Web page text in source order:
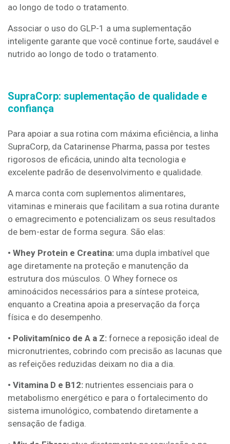
ao longo de todo o tratamento.
Associar o uso do GLP-1 a uma suplementação
inteligente garante que você continue forte, saudável e
nutrido ao longo de todo o tratamento.
SupraCorp: suplementação de qualidade e
confiança
Para apoiar a sua rotina com máxima eficiência, a linha
SupraCorp, da Catarinense Pharma, passa por testes
rigorosos de eficácia, unindo alta tecnologia e
excelente padrão de desenvolvimento e qualidade.
A marca conta com suplementos alimentares,
vitaminas e minerais que facilitam a sua rotina durante
o emagrecimento e potencializam os seus resultados
de bem-estar de forma segura. São elas:
• Whey Protein e Creatina: uma dupla imbatível que
age diretamente na proteção e manutenção da
estrutura dos músculos. O Whey fornece os
aminoácidos necessários para a síntese proteica,
enquanto a Creatina apoia a preservação da força
física e do desempenho.
• Polivitamínico de A a Z: fornece a reposição ideal de
micronutrientes, cobrindo com precisão as lacunas que
as refeições reduzidas deixam no dia a dia.
• Vitamina D e B12: nutrientes essenciais para o
metabolismo energético e para o fortalecimento do
sistema imunológico, combatendo diretamente a
sensação de fadiga.